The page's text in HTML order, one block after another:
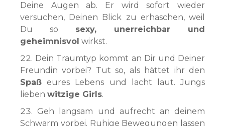
Deine Augen ab. Er wird sofort wieder
versuchen, Deinen Blick zu erhaschen, weil
Du so sexy, unerreichbar und
geheimnisvol wirkst.
Dein Traumtyp kommt an Dir und Deiner
Freundin vorbei? Tut so, als hättet ihr den
Spaß eures Lebens und lacht laut. Jungs
lieben witzige Girls.
Geh langsam und aufrecht an deinem
Schwarm vorbei. Ruhige Bewegungen lassen